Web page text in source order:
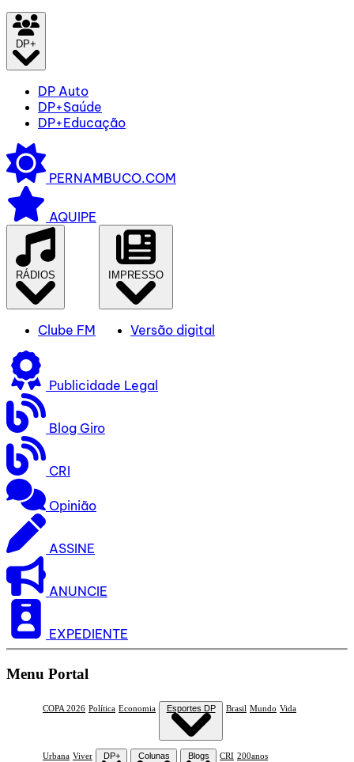
DP+
DP Auto
DP+Saúde
DP+Educação
PERNAMBUCO.COM
AQUIPE
RÁDIOS
Clube FM
IMPRESSO
Versão digital
Publicidade Legal
Blog Giro
CRI
Opinião
ASSINE
ANUNCIE
EXPEDIENTE
Menu Portal
COPA 2026 Política Economia Esportes DP Brasil Mundo Vida
Urbana Viver DP+ Colunas Blogs CRI 200anos